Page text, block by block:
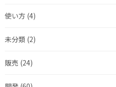
使い方 (4)
未分類 (2)
販売 (24)